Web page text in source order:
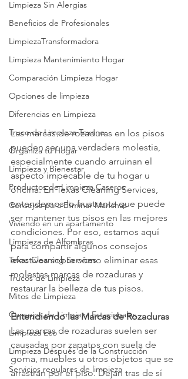
Limpieza Sin Alergias
Beneficios de Profesionales
LimpiezaTransformadora
Limpieza Mantenimiento Hogar
Comparación Limpieza Hogar
Opciones de limpieza
Diferencias en Limpieza
Truco de Limpieza Texano
Organiza tu Hogar
Limpieza y Bienestar
Productos de Limpieza Caseros
Consejos para Eliminar Manchas
Viviendo en un apartamento
Limpieza de Alfombras
Texas Cleaning Services
Trucos de Limpieza
Mitos de Limpieza
Consejos de Limpieza Estacionales
Limpieza Eco
Limpieza Después de la Construcción
Servicios regulares de limpieza
Las marcas de rozaduras en los pisos
pueden ser una verdadera molestia,
especialmente cuando arruinan el
aspecto impecable de tu hogar u
oficina. En Texas Cleaning Services,
entendemos lo frustrante que puede
ser mantener tus pisos en las mejores
condiciones. Por eso, estamos aquí
para compartir algunos consejos
efectivos sobre cómo eliminar esas
molestas marcas de rozaduras y
restaurar la belleza de tus pisos.
Entendiendo las Marcas de Rozaduras
Las marcas de rozaduras suelen ser
causadas por zapatos con suela de
goma, muebles u otros objetos que se
arrastran por el piso. Dejan tras de sí